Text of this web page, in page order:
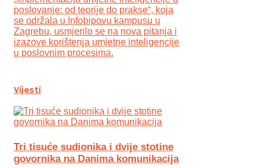
poslovanje: od teorije do prakse“, koja
se održala u Infobipovu kampusu u
Zagrebu, usmjerilo se na nova pitanja i
izazove korištenja umjetne inteligencije
u poslovnim procesima.
Vijesti
Tri tisuće sudionika i dvije stotine
govornika na Danima komunikacija